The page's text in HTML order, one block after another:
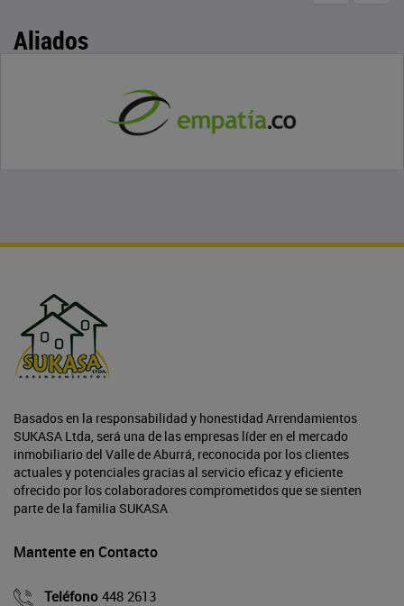
Aliados
Basados en la responsabilidad y honestidad Arrendamientos
SUKASA Ltda, será una de las empresas líder en el mercado
inmobiliario del Valle de Aburrá, reconocida por los clientes
actuales y potenciales gracias al servicio eficaz y eficiente
ofrecido por los colaboradores comprometidos que se sienten
parte de la familia SUKASA
Mantente en Contacto
Teléfono 448 2613